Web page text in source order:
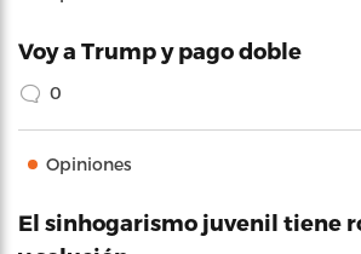
Voy a Trump y pago doble
0
Opiniones
El sinhogarismo juvenil tiene